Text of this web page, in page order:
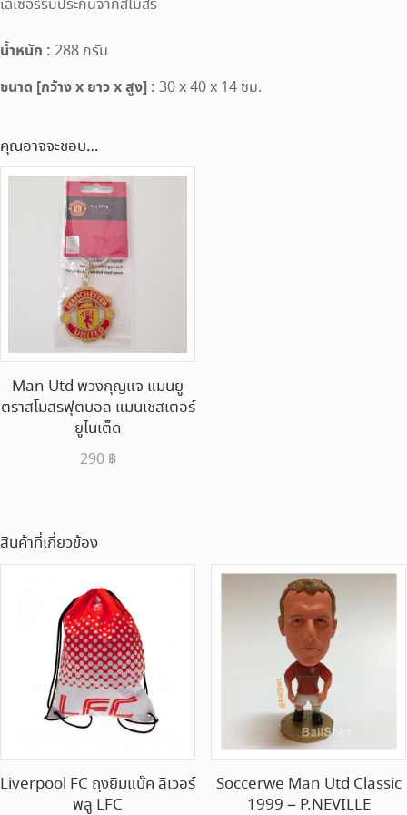
เลเซอร์รับประกันจากสโมสร
น้ำหนัก : 288 กรัม
ขนาด [กว้าง x ยาว x สูง] : 30 x 40 x 14 ซม.
คุณอาจจะชอบ…
Man Utd พวงกุญแจ แมนยู
ตราสโมสรฟุตบอล แมนเชสเตอร์
ยูไนเต็ด
290 ฿
สินค้าที่เกี่ยวข้อง
Liverpool FC ถุงยิมแบ๊ค ลิเวอร์
พลู LFC
Soccerwe Man Utd Classic
1999 – P.NEVILLE